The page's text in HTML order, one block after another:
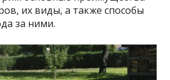
их виды, а также способы
за ними.